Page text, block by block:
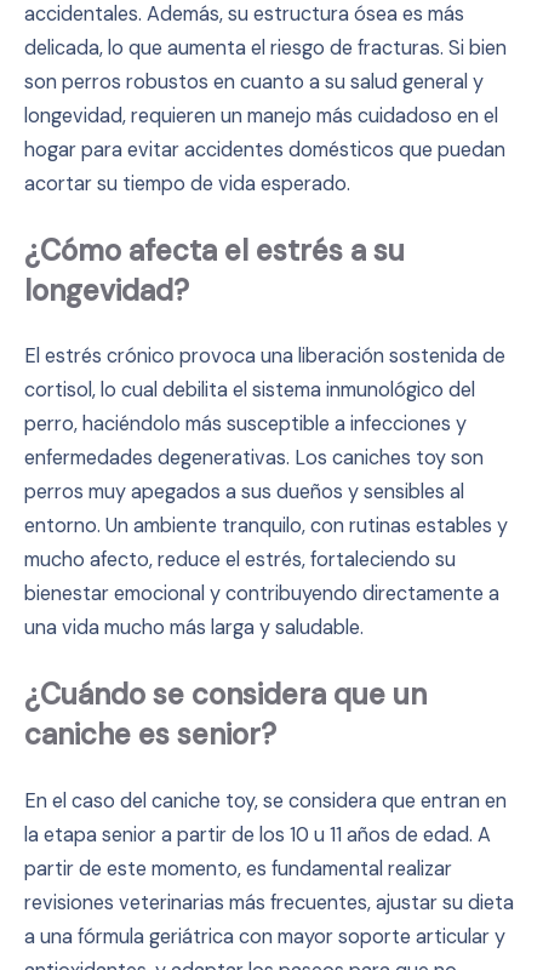
accidentales. Además, su estructura ósea es más
delicada, lo que aumenta el riesgo de fracturas. Si bien
son perros robustos en cuanto a su salud general y
longevidad, requieren un manejo más cuidadoso en el
hogar para evitar accidentes domésticos que puedan
acortar su tiempo de vida esperado.
¿Cómo afecta el estrés a su
longevidad?
El estrés crónico provoca una liberación sostenida de
cortisol, lo cual debilita el sistema inmunológico del
perro, haciéndolo más susceptible a infecciones y
enfermedades degenerativas. Los caniches toy son
perros muy apegados a sus dueños y sensibles al
entorno. Un ambiente tranquilo, con rutinas estables y
mucho afecto, reduce el estrés, fortaleciendo su
bienestar emocional y contribuyendo directamente a
una vida mucho más larga y saludable.
¿Cuándo se considera que un
caniche es senior?
En el caso del caniche toy, se considera que entran en
la etapa senior a partir de los 10 u 11 años de edad. A
partir de este momento, es fundamental realizar
revisiones veterinarias más frecuentes, ajustar su dieta
a una fórmula geriátrica con mayor soporte articular y